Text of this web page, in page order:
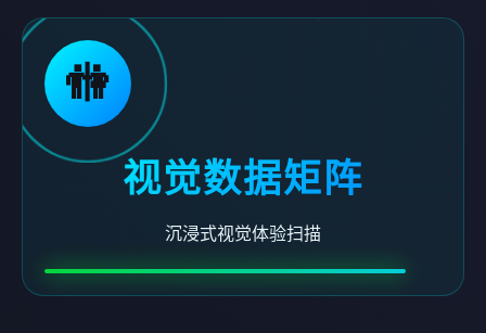
🚻
视觉数据矩阵
沉浸式视觉体验扫描